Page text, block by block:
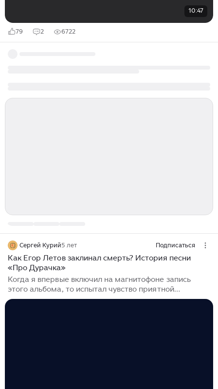
10:47
79 2 6722
Сергей Курий5 лет Подписаться
Как Егор Летов заклинал смерть? История песни
«Про Дурачка»
Когда я впервые включил на магнитофоне запись
этого альбома, то испытал чувство приятной
ошарашенности. Вместо ожидаемого лязга, грохота и